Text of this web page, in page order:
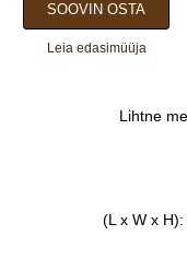
SOOVIN OSTA
Leia edasimüüja
Lihtne
(L x W x